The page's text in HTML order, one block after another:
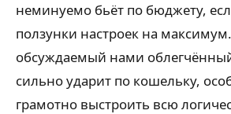
неминуемо бьёт по бюджету,
ползунки настроек на
обсуждаемый нами
сильно ударит по кошельку,
грамотно выстроить всю